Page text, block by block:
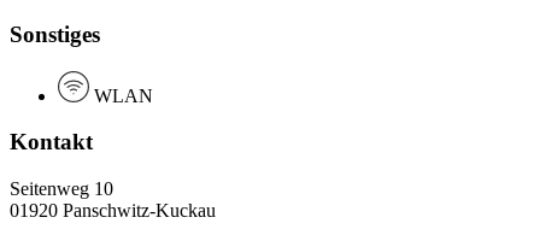
Sonstiges
WLAN
Kontakt
Seitenweg 10
01920 Panschwitz-Kuckau